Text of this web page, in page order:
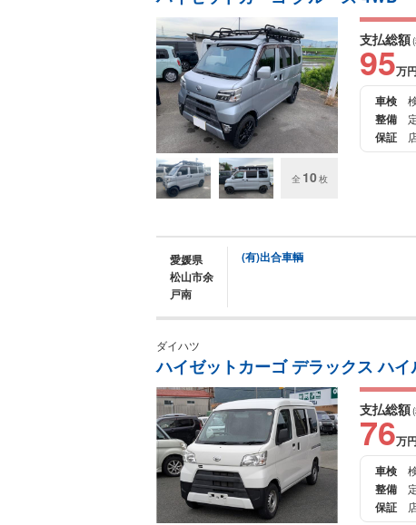
全 10枚
支払総額
95万円
車検
整備
保証
愛媛県
松山市余
戸南
(有)出合車輌
ダイハツ
ハイゼットカーゴ デラックス ハイ
支払総額
76万円
車検
整備
保証